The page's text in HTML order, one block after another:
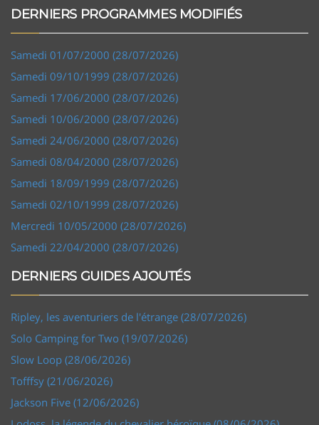
DERNIERS PROGRAMMES MODIFIÉS
Samedi 01/07/2000 (28/07/2026)
Samedi 09/10/1999 (28/07/2026)
Samedi 17/06/2000 (28/07/2026)
Samedi 10/06/2000 (28/07/2026)
Samedi 24/06/2000 (28/07/2026)
Samedi 08/04/2000 (28/07/2026)
Samedi 18/09/1999 (28/07/2026)
Samedi 02/10/1999 (28/07/2026)
Mercredi 10/05/2000 (28/07/2026)
Samedi 22/04/2000 (28/07/2026)
DERNIERS GUIDES AJOUTÉS
Ripley, les aventuriers de l'étrange (28/07/2026)
Solo Camping for Two (19/07/2026)
Slow Loop (28/06/2026)
Tofffsy (21/06/2026)
Jackson Five (12/06/2026)